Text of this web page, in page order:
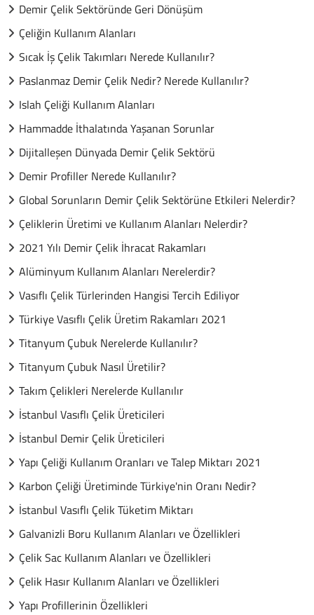
Demir Çelik Sektöründe Geri Dönüşüm
Çeliğin Kullanım Alanları
Sıcak İş Çelik Takımları Nerede Kullanılır?
Paslanmaz Demir Çelik Nedir? Nerede Kullanılır?
Islah Çeliği Kullanım Alanları
Hammadde İthalatında Yaşanan Sorunlar
Dijitalleşen Dünyada Demir Çelik Sektörü
Demir Profiller Nerede Kullanılır?
Global Sorunların Demir Çelik Sektörüne Etkileri Nelerdir?
Çeliklerin Üretimi ve Kullanım Alanları Nelerdir?
2021 Yılı Demir Çelik İhracat Rakamları
Alüminyum Kullanım Alanları Nerelerdir?
Vasıflı Çelik Türlerinden Hangisi Tercih Ediliyor
Türkiye Vasıflı Çelik Üretim Rakamları 2021
Titanyum Çubuk Nerelerde Kullanılır?
Titanyum Çubuk Nasıl Üretilir?
Takım Çelikleri Nerelerde Kullanılır
İstanbul Vasıflı Çelik Üreticileri
İstanbul Demir Çelik Üreticileri
Yapı Çeliği Kullanım Oranları ve Talep Miktarı 2021
Karbon Çeliği Üretiminde Türkiye'nin Oranı Nedir?
İstanbul Vasıflı Çelik Tüketim Miktarı
Galvanizli Boru Kullanım Alanları ve Özellikleri
Çelik Sac Kullanım Alanları ve Özellikleri
Çelik Hasır Kullanım Alanları ve Özellikleri
Yapı Profillerinin Özellikleri